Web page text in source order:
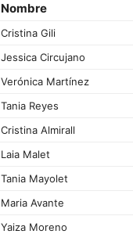
Nombre
Cristina Gili
Jessica Circujano
Verónica Martínez
Tania Reyes
Cristina Almirall
Laia Malet
Tania Mayolet
Maria Avante
Yaiza Moreno